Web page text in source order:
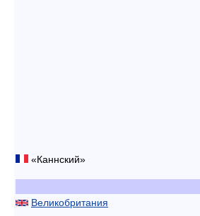
«Каннский»
Великобритания